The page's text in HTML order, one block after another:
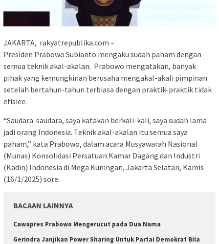
JAKARTA, rakyatrepublika.com –
Presiden Prabowo Subianto mengaku sudah paham dengan
semua teknik akal-akalan. Prabowo mengatakan, banyak
pihak yang kemungkinan berusaha mengakal-akali pimpinan
setelah bertahun-tahun terbiasa dengan praktik-praktik tidak
efisiee.
“Saudara-saudara, saya katakan berkali-kali, saya sudah lama
jadi orang Indonesia. Teknik akal-akalan itu semua saya
paham,” kata Prabowo, dalam acara Musyawarah Nasional
(Munas) Konsolidasi Persatuan Kamar Dagang dan Industri
(Kadin) Indonesia di Mega Kuningan, Jakarta Selatan, Kamis
(16/1/2025) sore.
BACAAN LAINNYA
Cawapres Prabowo Mengerucut pada Dua Nama
Gerindra Janjikan Power Sharing Untuk Partai Demokrat Bila